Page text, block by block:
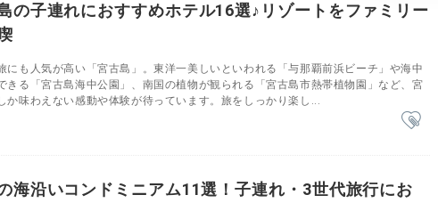
の子連れにおすすめホテル16選♪リゾートをファミリー
にも人気が高い「宮古島」。東洋一美しいといわれる「与那覇前浜ビーチ」や海中
きる「宮古島海中公園」、南国の植物が観られる「宮古島市熱帯植物園」など、宮
か味わえない感動や体験が待っています。旅をしっかり楽し...
海沿いコンドミニアム11選！子連れ・3世代旅行にお